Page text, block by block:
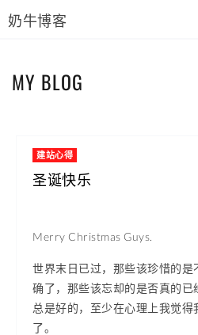
奶牛博客
MY BLOG
建站心得
圣诞快乐
Merry Christmas Guys.
世界末日已过，那些该珍惜的是
确了，那些该忘却的是否真的
总是好的，至少在心理上我觉
了。